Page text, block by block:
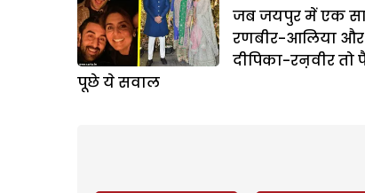
जब जयपुर में एक
रणबीर-आलिया और
दीपिका-रऩवीर
पूछे ये सवाल